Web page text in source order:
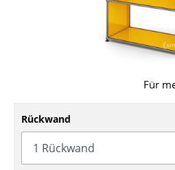
Bürodrehstühle
Konferenzstühle
Für
Rückwand